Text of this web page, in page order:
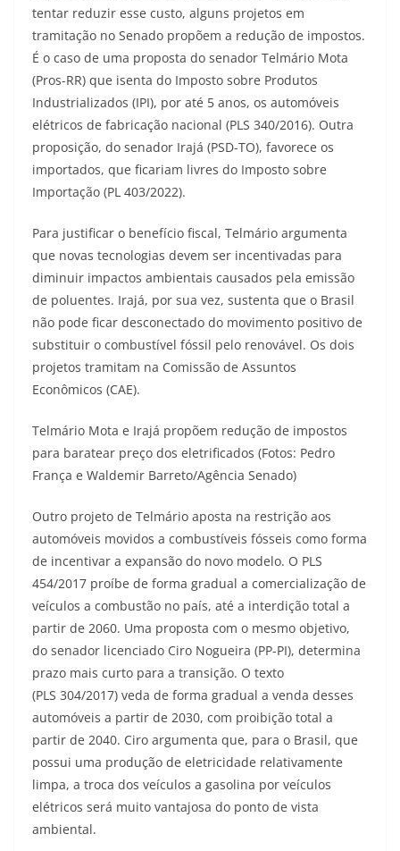
tentar reduzir esse custo, alguns projetos em
tramitação no Senado propõem a redução de impostos.
É o caso de uma proposta do senador Telmário Mota
(Pros-RR) que isenta do Imposto sobre Produtos
Industrializados (IPI), por até 5 anos, os automóveis
elétricos de fabricação nacional (PLS 340/2016). Outra
proposição, do senador Irajá (PSD-TO), favorece os
importados, que ficariam livres do Imposto sobre
Importação (PL 403/2022).
Para justificar o benefício fiscal, Telmário argumenta
que novas tecnologias devem ser incentivadas para
diminuir impactos ambientais causados pela emissão
de poluentes. Irajá, por sua vez, sustenta que o Brasil
não pode ficar desconectado do movimento positivo de
substituir o combustível fóssil pelo renovável. Os dois
projetos tramitam na Comissão de Assuntos
Econômicos (CAE).
Telmário Mota e Irajá propõem redução de impostos
para baratear preço dos eletrificados (Fotos: Pedro
França e Waldemir Barreto/Agência Senado)
Outro projeto de Telmário aposta na restrição aos
automóveis movidos a combustíveis fósseis como forma
de incentivar a expansão do novo modelo. O PLS
454/2017 proíbe de forma gradual a comercialização de
veículos a combustão no país, até a interdição total a
partir de 2060. Uma proposta com o mesmo objetivo,
do senador licenciado Ciro Nogueira (PP-PI), determina
prazo mais curto para a transição. O texto
(PLS 304/2017) veda de forma gradual a venda desses
automóveis a partir de 2030, com proibição total a
partir de 2040. Ciro argumenta que, para o Brasil, que
possui uma produção de eletricidade relativamente
limpa, a troca dos veículos a gasolina por veículos
elétricos será muito vantajosa do ponto de vista
ambiental.